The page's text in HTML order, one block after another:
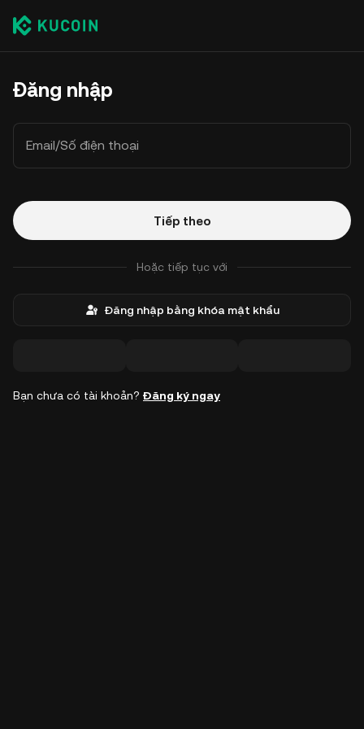
Đăng nhập
Email/Số điện thoại
Tiếp theo
Hoặc tiếp tục với
Đăng nhập bằng khóa mật khẩu
Bạn chưa có tài khoản? Đăng ký ngay